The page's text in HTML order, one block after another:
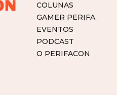
COLUNAS
GAMER PERIFA
EVENTOS
PODCAST
O PERIFACON